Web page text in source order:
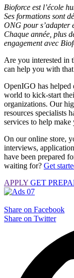
Bioforce est l’école
Ses formations sont
ONG pour s’adapter
Chaque année, plus
engagement avec
Are you interested in
can help you with
OpenIGO has helped
world to kick-start
organizations. Our
resources specialists
services to help
On our online store,
interviews,
have been prepared
waiting for? Get
APPLY GET
Share on Facebook
Share on Twitter